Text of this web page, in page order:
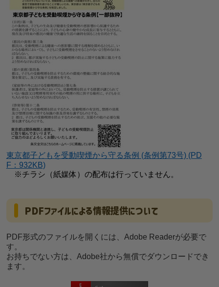
東京都子どもを受動喫煙から守る条例 (条例第73号) (PD
F：932KB)
※チラシ（紙媒体）の配布は行っていません。
PDFファイルによる情報提供について
PDF形式のファイルを開くには、Adobe Readerが必要で
す。
お持ちでない方は、Adobe社から無償でダウンロードでき
ます。